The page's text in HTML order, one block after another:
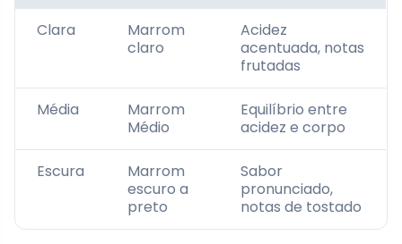
Clara
Marrom
claro
Acidez
acentuada, notas
frutadas
Média
Marrom
Médio
Equilíbrio entre
acidez e corpo
Escura
Marrom
escuro a
preto
Sabor
pronunciado,
notas de tostado